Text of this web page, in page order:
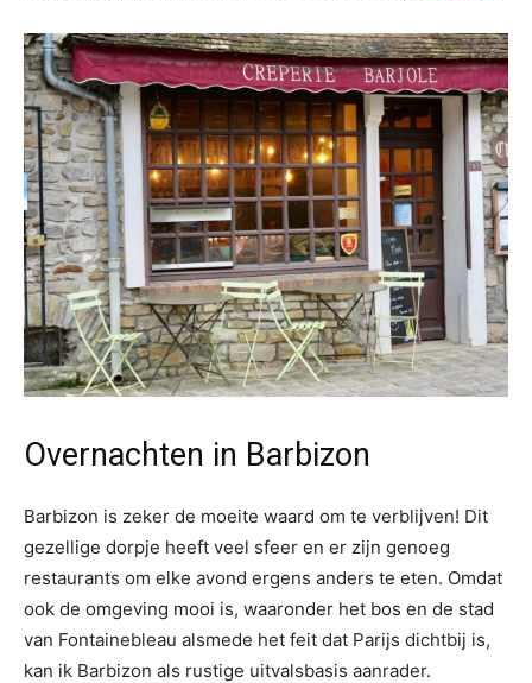
Overnachten in Barbizon
Barbizon is zeker de moeite waard om te verblijven! Dit
gezellige dorpje heeft veel sfeer en er zijn genoeg
restaurants om elke avond ergens anders te eten. Omdat
ook de omgeving mooi is, waaronder het bos en de stad
van Fontainebleau alsmede het feit dat Parijs dichtbij is,
kan ik Barbizon als rustige uitvalsbasis aanrader.